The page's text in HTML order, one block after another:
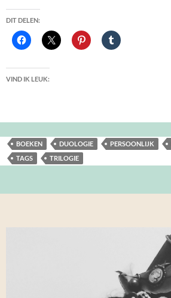
DIT DELEN:
VIND IK LEUK:
BOEKEN DUOLOGIE PERSOONLIJK
TAGS
TRILOGIE